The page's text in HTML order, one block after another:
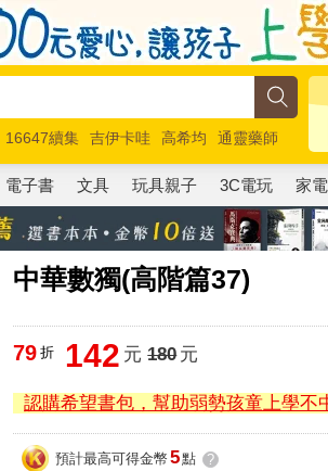
16647續集 吉伊卡哇 高希均
通靈藥師
具總動員5 超慢跑
電子書 文具 玩具親子 3C電玩 家電
中華數獨(高階篇37)
79 折 142 元 180元
認購希望書包，幫助弱勢孩童上學不
預計最高可得金幣 5點 ?